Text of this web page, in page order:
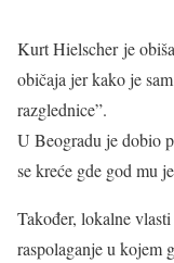
Kurt Hielscher je
običaja jer kako je
razglednice”.
U Beogradu je dobio
se kreće gde god mu
Također, lokalne
raspolaganje u kojem